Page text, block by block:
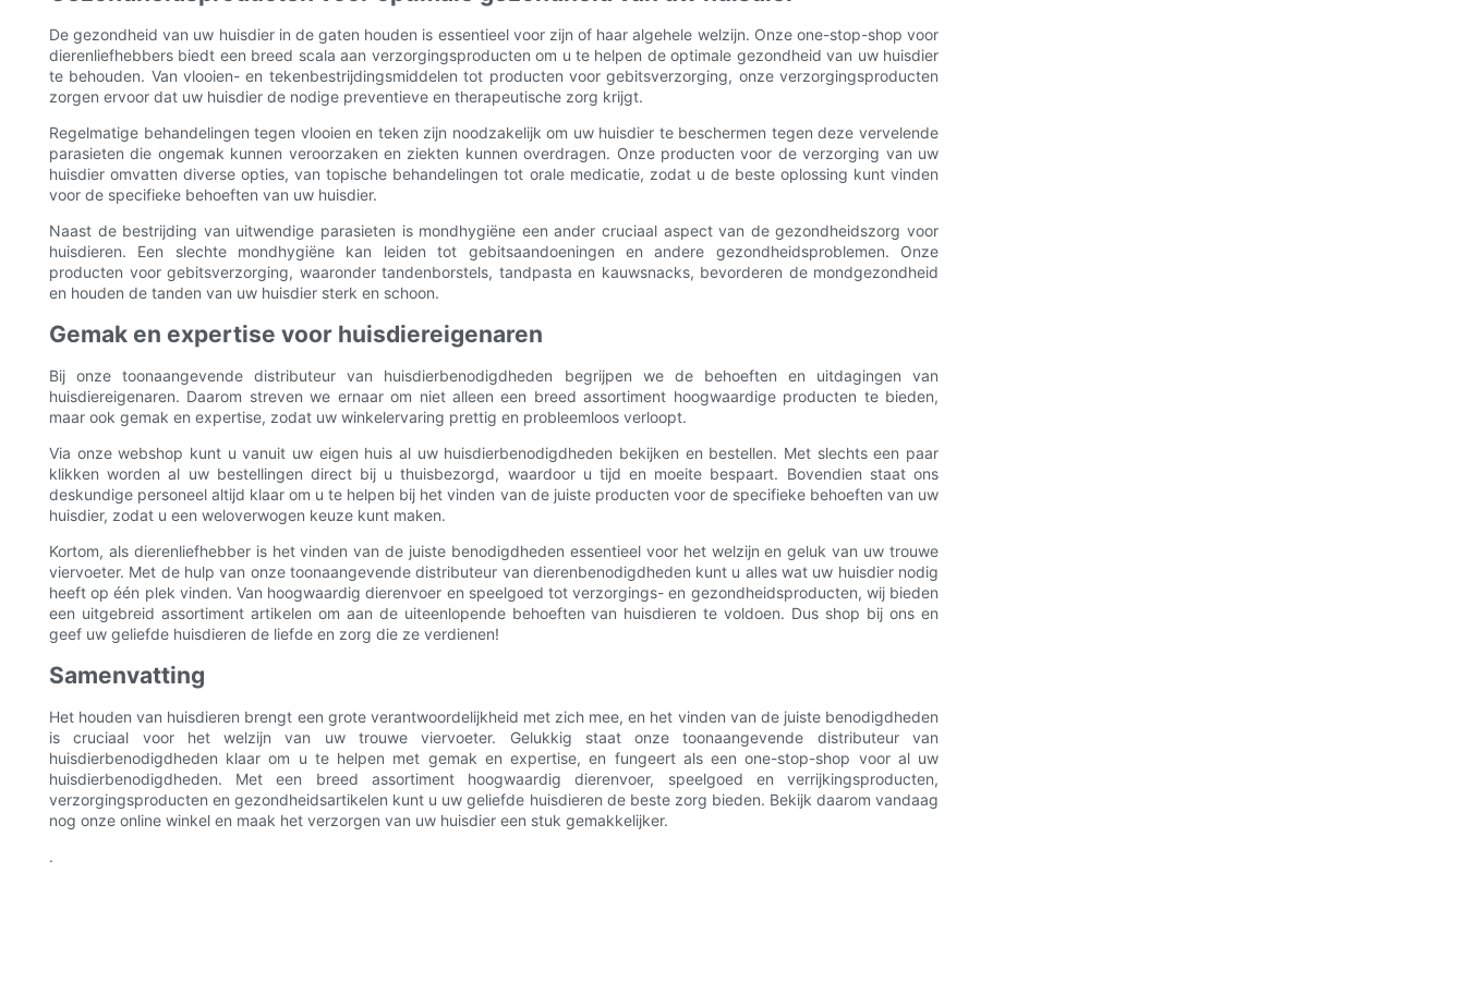
De gezondheid van uw huisdier in de gaten houden is essentieel voor zijn of haar algehele welzijn. Onze one-stop-shop voor
dierenliefhebbers biedt een breed scala aan verzorgingsproducten om u te helpen de optimale gezondheid van uw huisdier
te behouden. Van vlooien- en tekenbestrijdingsmiddelen tot producten voor gebitsverzorging, onze verzorgingsproducten
zorgen ervoor dat uw huisdier de nodige preventieve en therapeutische zorg krijgt.
Regelmatige behandelingen tegen vlooien en teken zijn noodzakelijk om uw huisdier te beschermen tegen deze vervelende
parasieten die ongemak kunnen veroorzaken en ziekten kunnen overdragen. Onze producten voor de verzorging van uw
huisdier omvatten diverse opties, van topische behandelingen tot orale medicatie, zodat u de beste oplossing kunt vinden
voor de specifieke behoeften van uw huisdier.
Naast de bestrijding van uitwendige parasieten is mondhygiëne een ander cruciaal aspect van de gezondheidszorg voor
huisdieren. Een slechte mondhygiëne kan leiden tot gebitsaandoeningen en andere gezondheidsproblemen. Onze
producten voor gebitsverzorging, waaronder tandenborstels, tandpasta en kauwsnacks, bevorderen de mondgezondheid
en houden de tanden van uw huisdier sterk en schoon.
Gemak en expertise voor huisdiereigenaren
Bij onze toonaangevende distributeur van huisdierbenodigdheden begrijpen we de behoeften en uitdagingen van
huisdiereigenaren. Daarom streven we ernaar om niet alleen een breed assortiment hoogwaardige producten te bieden,
maar ook gemak en expertise, zodat uw winkelervaring prettig en probleemloos verloopt.
Via onze webshop kunt u vanuit uw eigen huis al uw huisdierbenodigdheden bekijken en bestellen. Met slechts een paar
klikken worden al uw bestellingen direct bij u thuisbezorgd, waardoor u tijd en moeite bespaart. Bovendien staat ons
deskundige personeel altijd klaar om u te helpen bij het vinden van de juiste producten voor de specifieke behoeften van uw
huisdier, zodat u een weloverwogen keuze kunt maken.
Kortom, als dierenliefhebber is het vinden van de juiste benodigdheden essentieel voor het welzijn en geluk van uw trouwe
viervoeter. Met de hulp van onze toonaangevende distributeur van dierenbenodigdheden kunt u alles wat uw huisdier nodig
heeft op één plek vinden. Van hoogwaardig dierenvoer en speelgoed tot verzorgings- en gezondheidsproducten, wij bieden
een uitgebreid assortiment artikelen om aan de uiteenlopende behoeften van huisdieren te voldoen. Dus shop bij ons en
geef uw geliefde huisdieren de liefde en zorg die ze verdienen!
Samenvatting
Het houden van huisdieren brengt een grote verantwoordelijkheid met zich mee, en het vinden van de juiste benodigdheden
is cruciaal voor het welzijn van uw trouwe viervoeter. Gelukkig staat onze toonaangevende distributeur van
huisdierbenodigdheden klaar om u te helpen met gemak en expertise, en fungeert als een one-stop-shop voor al uw
huisdierbenodigdheden. Met een breed assortiment hoogwaardig dierenvoer, speelgoed en verrijkingsproducten,
verzorgingsproducten en gezondheidsartikelen kunt u uw geliefde huisdieren de beste zorg bieden. Bekijk daarom vandaag
nog onze online winkel en maak het verzorgen van uw huisdier een stuk gemakkelijker.
.